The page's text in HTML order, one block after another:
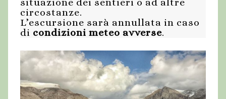
situazione dei sentieri o ad altre
circostanze.
L’escursione sarà annullata in caso
di condizioni meteo avverse.